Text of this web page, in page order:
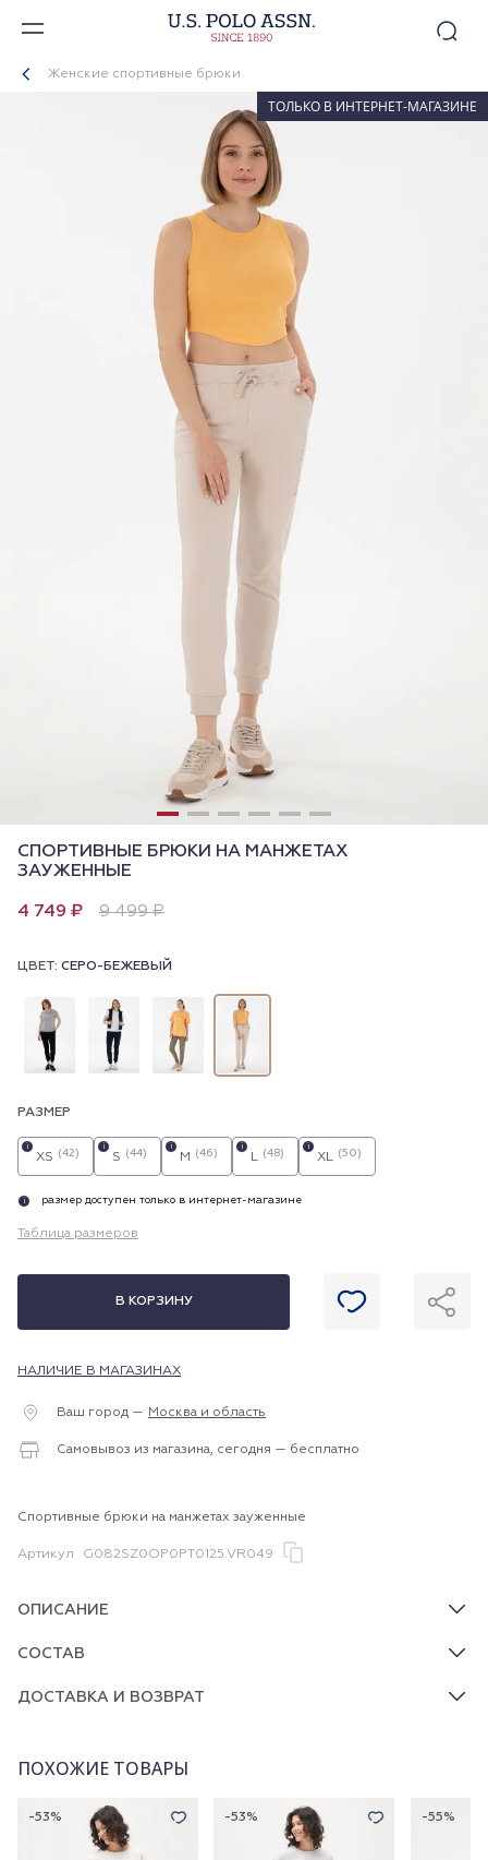
Женские спортивные брюки
ТОЛЬКО В ИНТЕРНЕТ-МАГАЗИНЕ
СПОРТИВНЫЕ БРЮКИ НА МАНЖЕТАХ
ЗАУЖЕННЫЕ
4 749 ₽ 9 499 ₽
ЦВЕТ: СЕРО-БЕЖЕВЫЙ
РАЗМЕР
XS (42)
i
S (44)
i
M (46)
i
L (48)
i
XL (50)
i
i размер доступен только в интернет-магазине
Таблица размеров
В КОРЗИНУ
НАЛИЧИЕ В МАГАЗИНАХ
Ваш город — Москва и область
Самовывоз из магазина, сегодня — бесплатно
Спортивные брюки на манжетах зауженные
Артикул G082SZ0OP0PT0125.VR049
ОПИСАНИЕ
СОСТАВ
ДОСТАВКА И ВОЗВРАТ
ПОХОЖИЕ ТОВАРЫ
-53% -53% -55%